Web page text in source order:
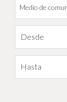
Desde
Hasta